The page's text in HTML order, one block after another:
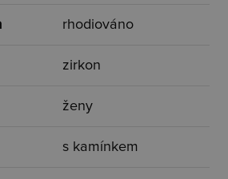
rhodiováno
zirkon
ženy
s kamínkem